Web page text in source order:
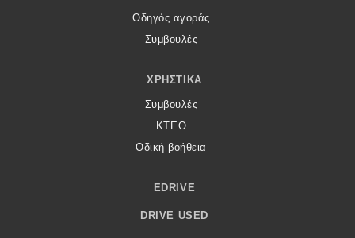
Οδηγός αγοράς
Συμβουλές
ΧΡΗΣΤΙΚΆ
Συμβουλές
ΚΤΕΟ
Οδική βοήθεια
EDRIVE
DRIVE USED